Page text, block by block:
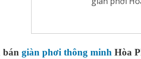
bángiàn phơi thông minh Hòa